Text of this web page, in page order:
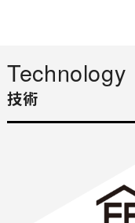
Technology
技術